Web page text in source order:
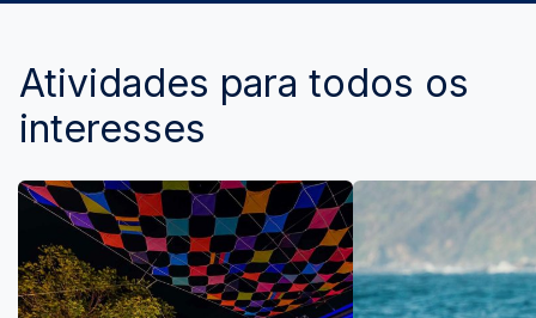
Atividades para todos os
interesses